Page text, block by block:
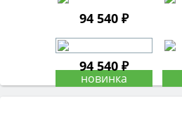
94 540 ₽
94 540 ₽